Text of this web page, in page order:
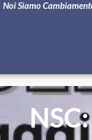
Noi Siamo